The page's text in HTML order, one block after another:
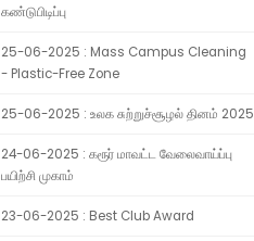
கண்டுபிடிப்பு
25-06-2025 : Mass Campus Cleaning
- Plastic-Free Zone
25-06-2025 : உலக சுற்றுச்சூழல் தினம் 2025
24-06-2025 : கரூர் மாவட்ட வேலைவாய்ப்பு
பயிற்சி முகாம்
23-06-2025 : Best Club Award